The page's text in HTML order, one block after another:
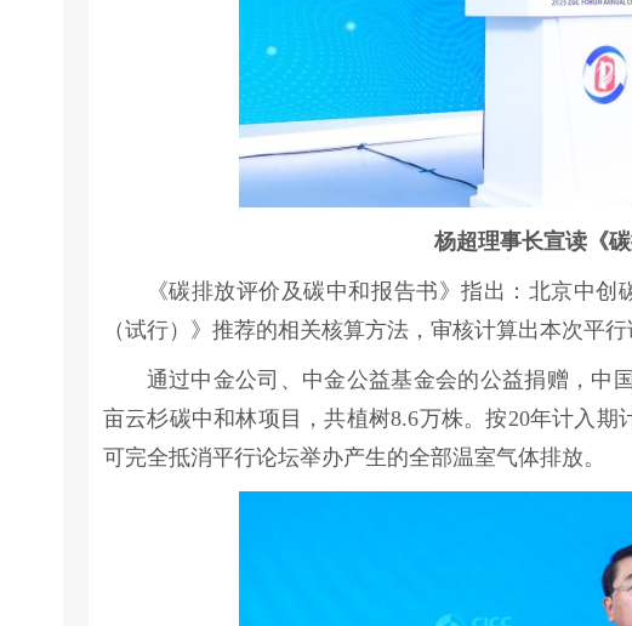
杨超理事长宣读《
《碳排放评价及碳中和报告书》指出：北京中
（试行）》推荐的相关核算方法，审核计算出本次平
通过中金公司、中金公益基金会的公益捐赠，中
亩云杉碳中和林项目，共植树8.6万株。按20年计入
可完全抵消平行论坛举办产生的全部温室气体排放。